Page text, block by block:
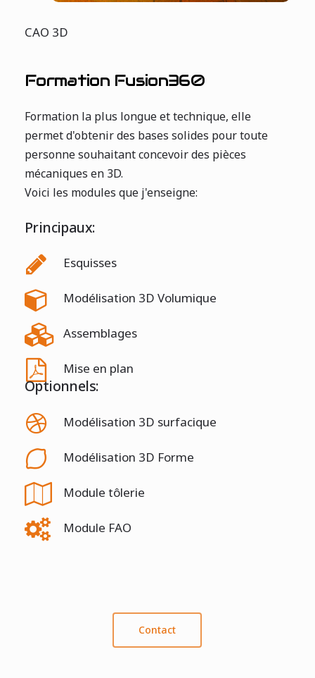
CAO 3D
Formation Fusion360
Formation la plus longue et technique, elle
permet d'obtenir des bases solides pour toute
personne souhaitant concevoir des pièces
mécaniques en 3D.
Voici les modules que j'enseigne:
Principaux:
Esquisses
Modélisation 3D Volumique
Assemblages
Mise en plan
Optionnels:
Modélisation 3D surfacique
Modélisation 3D Forme
Module tôlerie
Module FAO
Contact